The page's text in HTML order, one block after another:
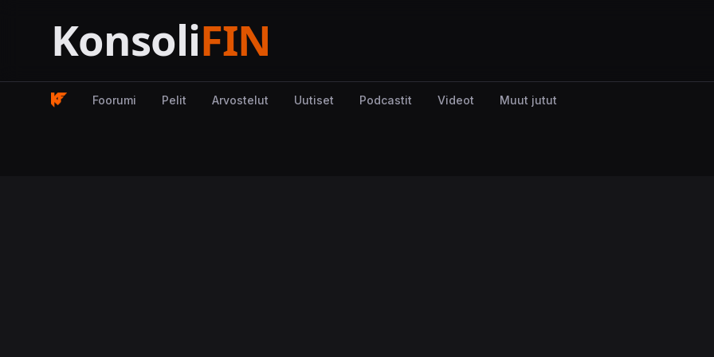
Foorumi Pelit Arvostelut Uutiset Podcastit Videot Muut jutut